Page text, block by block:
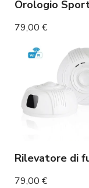
79,00 €
79,00 €